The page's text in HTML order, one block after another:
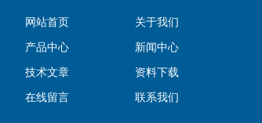
网站首页
关于我们
产品中心
新闻中心
技术文章
资料下载
在线留言
联系我们